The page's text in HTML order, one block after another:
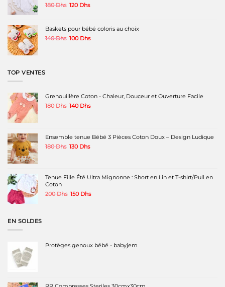
180Dhs Le
était :
180 Dhs.
120 DhsLe
est :
120 Dhs.
Baskets pour bébé coloris au choix
140Dhs Le
100 DhsLe
TOP VENTES
Grenouillère Coton - Chaleur, Douceur et Ouverture Facile
180Dhs Le
140 DhsLe
140 Dhs.
Ensemble tenue Bébé 3 Pièces Coton Doux – Design Ludique
180Dhs Le
180 Dhs.
130 DhsLe
130 Dhs.
Tenue Fille Été Ultra Mignonne : Short en Lin et T-shirt/Pull en
Coton
200Dhs Le
150 DhsLe
EN SOLDES
Protèges genoux bébé - babyjem